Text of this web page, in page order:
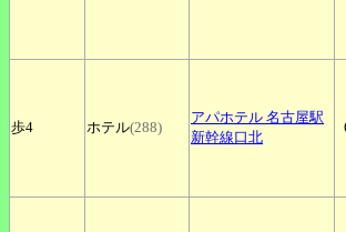
歩4 ホテル(288)
アパホテル 名古屋駅
新幹線口北